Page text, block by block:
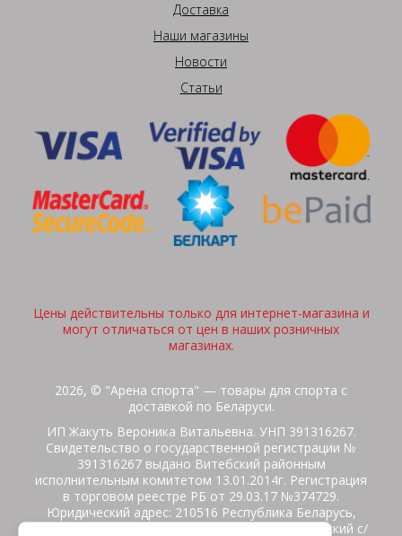
Доставка
Наши магазины
Новости
Статьи
Цены действительны только для интернет-магазина и
могут отличаться от цен в наших розничных
магазинах.
2026, © "Арена спорта" — товары для спорта с
доставкой по Беларуси.
ИП Жакуть Вероника Витальевна. УНП 391316267.
Свидетельство о государственной регистрации №
391316267 выдано Витебский районным
исполнительным комитетом 13.01.2014г. Регистрация
в торговом реестре РБ от 29.03.17 №374729.
Юридический адрес: 210516 Республика Беларусь,
Витебская область, Витебский район, Бабиничский с/